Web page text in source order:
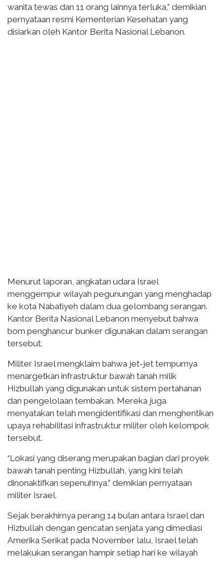
wanita tewas dan 11 orang lainnya terluka,” demikian
pernyataan resmi Kementerian Kesehatan yang
disiarkan oleh Kantor Berita Nasional Lebanon.
Menurut laporan, angkatan udara Israel
menggempur wilayah pegunungan yang menghadap
ke kota Nabatiyeh dalam dua gelombang serangan.
Kantor Berita Nasional Lebanon menyebut bahwa
bom penghancur bunker digunakan dalam serangan
tersebut.
Militer Israel mengklaim bahwa jet-jet tempurnya
menargetkan infrastruktur bawah tanah milik
Hizbullah yang digunakan untuk sistem pertahanan
dan pengelolaan tembakan. Mereka juga
menyatakan telah mengidentifikasi dan menghentikan
upaya rehabilitasi infrastruktur militer oleh kelompok
tersebut.
“Lokasi yang diserang merupakan bagian dari proyek
bawah tanah penting Hizbullah, yang kini telah
dinonaktifkan sepenuhnya,” demikian pernyataan
militer Israel.
Sejak berakhirnya perang 14 bulan antara Israel dan
Hizbullah dengan gencatan senjata yang dimediasi
Amerika Serikat pada November lalu, Israel telah
melakukan serangan hampir setiap hari ke wilayah